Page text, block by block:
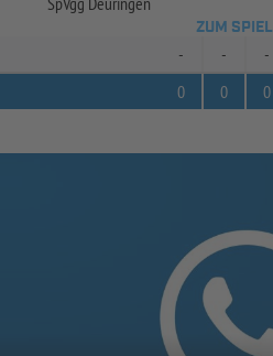
ZUM SPIEL
- - -
0
0 0